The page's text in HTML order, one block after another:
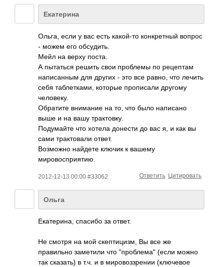
Екатерина
Ольга, если у вас есть какой-то конкретный вопрос
- можем его обсудить.
Мейл на верху поста.
А пытаться решить свои проблемы по рецептам
написанным для других - это все равно, что лечить
себя таблетками, которые прописали другому
человеку.
Обратите внимание на то, что было написано
выше и на вашу трактовку.
Подумайте что хотела донести до вас я, и как вы
сами трактовали ответ.
Возможно найдете ключик к вашему
мировосприятию.
2012-12-13 00:00 #33062 Цитировать
Ответить
Ольга
Екатерина, спасибо за ответ.
Не смотря на мой скептицизм, Вы все же
правильно заметили что "проблема" (если можно
так сказать) в т.ч. и в мировоззрении (ключевое